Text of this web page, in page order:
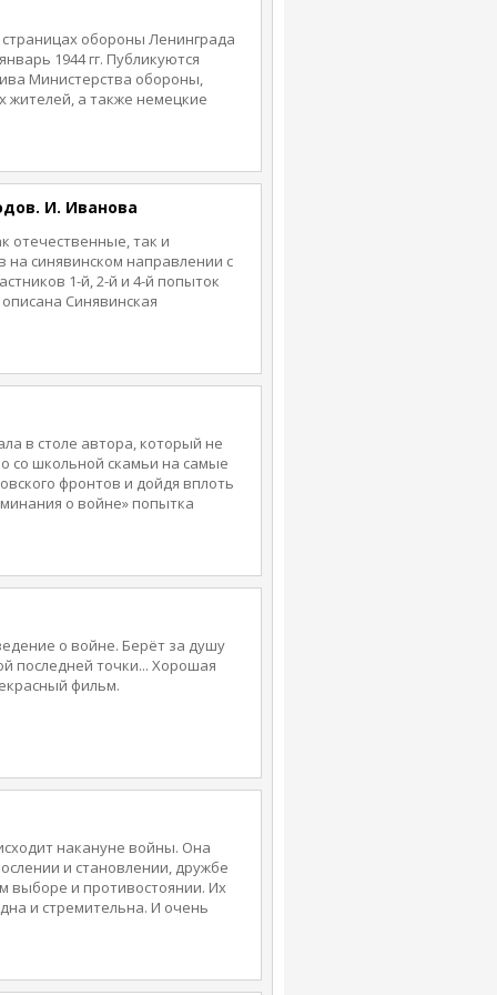
обороны Ленинграда
1944 гг. Публикуются
Министерства обороны,
жителей, а также немецкие
и фотографиями
обороны Ленинграда в годы
И. Иванова
отечественные, так и
синявинском направлении с
1-й, 2-й и 4-й попыток
Синявинская
фронтов,
крупные силы
войск под
в столе автора, который не
со школьной скамьи на самые
фронтов и дойдя вплоть
о войне» попытка
ни легкого чтива. Рассказ
о войне. Берёт за душу
последней точки... Хорошая
фильм.
накануне войны. Она
и становлении, дружбе
выборе и противостоянии. Их
и стремительна. И очень